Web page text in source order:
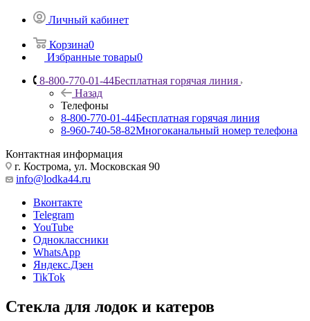
Личный кабинет
Корзина0
Избранные товары0
8-800-770-01-44Бесплатная горячая линия
Назад
Телефоны
8-800-770-01-44Бесплатная горячая линия
8-960-740-58-82Многоканальный номер телефона
Контактная информация
г. Кострома, ул. Московская 90
info@lodka44.ru
Вконтакте
Telegram
YouTube
Одноклассники
WhatsApp
Яндекс.Дзен
TikTok
Cтекла для лодок и катеров